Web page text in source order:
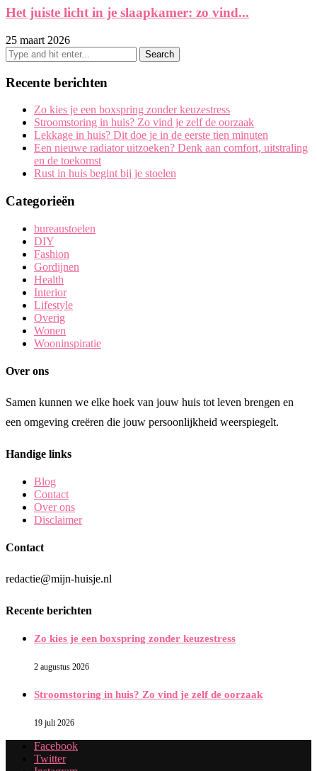
Het juiste licht in je slaapkamer: zo vind...
25 maart 2026
Recente berichten
Zo kies je een boxspring zonder keuzestress
Stroomstoring in huis? Zo vind je zelf de oorzaak
Lekkage in huis? Dit doe je in de eerste tien minuten
Een nieuwe radiator uitzoeken? Denk aan comfort, uitstraling
en de toekomst
Rust in huis begint bij je stoelen
Categorieën
bureaustoelen
DIY
Fashion
Gordijnen
Health
Interior
Lifestyle
Overig
Wonen
Wooninspiratie
Over ons
Samen kunnen we elke hoek van jouw huis tot leven brengen en
een omgeving creëren die jouw persoonlijkheid weerspiegelt.
Handige links
Blog
Contact
Over ons
Disclaimer
Contact
redactie@mijn-huisje.nl
Recente berichten
Zo kies je een boxspring zonder keuzestress
2 augustus 2026
Stroomstoring in huis? Zo vind je zelf de oorzaak
19 juli 2026
Facebook
Twitter